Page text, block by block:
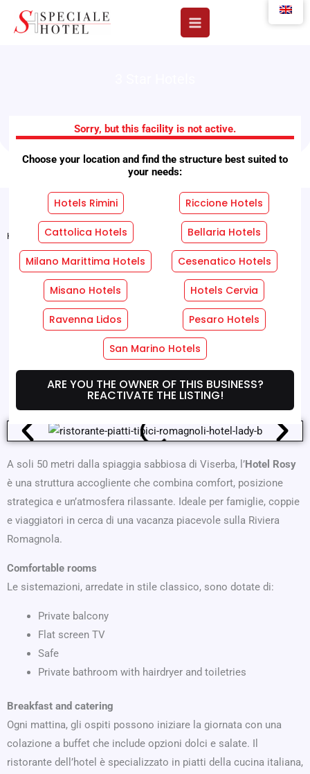
Sorry, but this facility is not active.
Choose your location and find the structure best suited to
your needs:
Hotels Rimini Riccione Hotels
Cattolica Hotels Bellaria Hotels
Milano Marittima Hotels Cesenatico Hotels
Misano Hotels Hotels Cervia
Ravenna Lidos Pesaro Hotels
San Marino Hotels
ARE YOU THE OWNER OF THIS BUSINESS?
REACTIVATE THE LISTING!
Hotel Rosy
Home Facilities"Hotel Rosy
REQUEST A FREE QUOTE WITHOUT OBLIGATION!
Hotel Services Room Services
A soli 50 metri dalla spiaggia sabbiosa di Viserba, l’Hotel Rosy
è una struttura accogliente che combina comfort, posizione
strategica e un’atmosfera rilassante. Ideale per famiglie, coppie
e viaggiatori in cerca di una vacanza piacevole sulla Riviera
Romagnola.
Comfortable rooms
Le sistemazioni, arredate in stile classico, sono dotate di:
Private balcony
Flat screen TV
Safe
Private bathroom with hairdryer and toiletries
Breakfast and catering
Ogni mattina, gli ospiti possono iniziare la giornata con una
colazione a buffet che include opzioni dolci e salate. Il
ristorante dell’hotel è specializzato in piatti della cucina italiana,